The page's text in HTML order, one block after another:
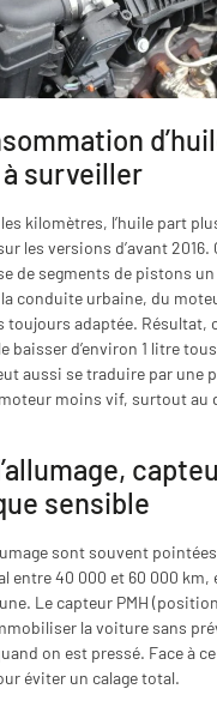
surveiller
kilomètres, l’huile part
les versions d’avant 2016.
de segments de pistons
conduite urbaine, du
toujours adaptée.
baisser d’environ 1 litre
aussi se traduire par une
moins vif, surtout au
sensible
sont souvent
entre 40 000 et 60 000 km,
Le capteur PMH
la voiture sans
on est pressé. Face à
éviter un calage total.